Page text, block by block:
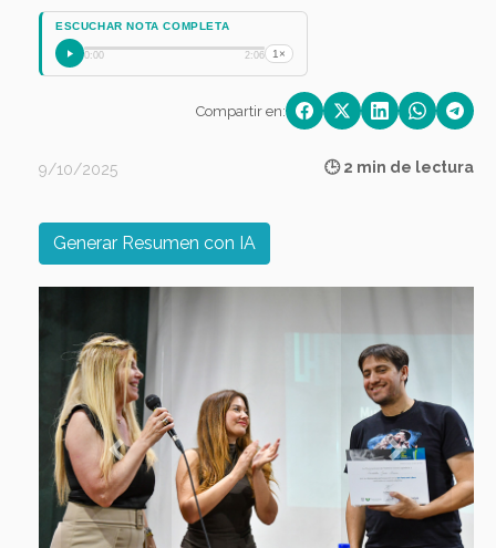
ESCUCHAR NOTA COMPLETA
0:00 2:06 1×
Compartir en:
9/10/2025 🕒 2 min de lectura
Generar Resumen con IA
Previous Next